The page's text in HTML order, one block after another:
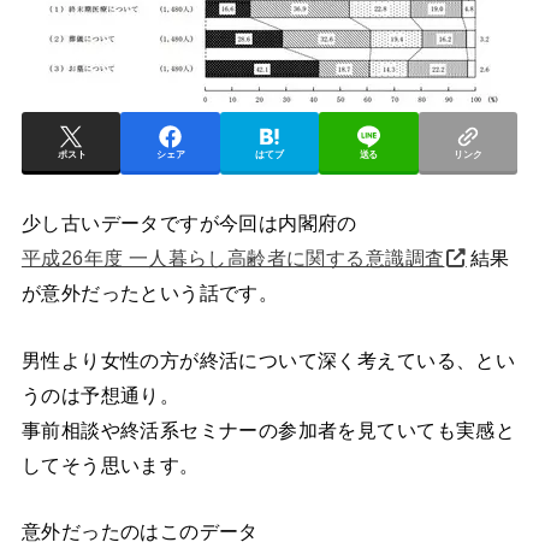
ポスト シェア はてブ 送る リンク
少し古いデータですが今回は内閣府の
平成26年度 一人暮らし高齢者に関する意識調査
結果
が意外だったという話です。
男性より女性の方が終活について深く考えている、とい
うのは予想通り。
事前相談や終活系セミナーの参加者を見ていても実感と
してそう思います。
意外だったのはこのデータ